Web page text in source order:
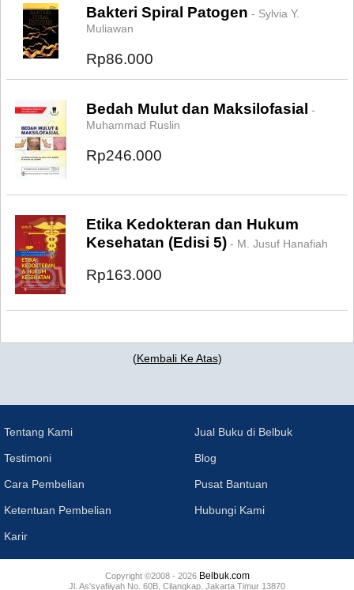
Bakteri Spiral Patogen - Sylvia Y.
Muliawan
Rp86.000
Bedah Mulut dan Maksilofasial -
Muhammad Ruslin
Rp246.000
Etika Kedokteran dan Hukum
Kesehatan (Edisi 5) - M. Jusuf Hanafiah
Rp163.000
(Kembali Ke Atas)
Tentang Kami
Testimoni
Cara Pembelian
Ketentuan Pembelian
Karir
Jual Buku di Belbuk
Blog
Pusat Bantuan
Hubungi Kami
Copyright ©2008 - 2026 Belbuk.com
Jl. As'syafiiyah No. 60B, Cilangkap, Jakarta Timur 13870